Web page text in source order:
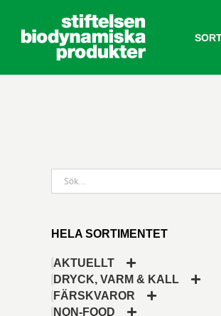
innehållet
HELA SORTIMENTET
AKTUELLT
DRYCK, VARM & KALL
FÄRSKVAROR
NON-FOOD